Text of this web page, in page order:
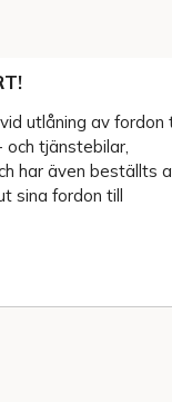
utlåning av fordon
och tjänstebilar,
har även beställts
sina fordon till